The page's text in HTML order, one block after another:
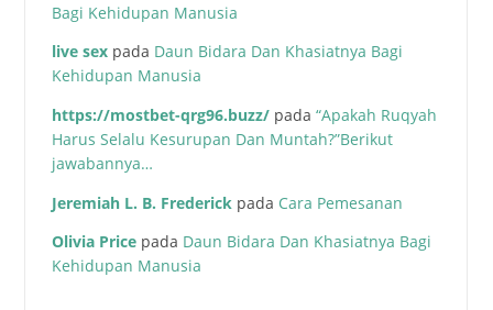
Bagi Kehidupan Manusia
live sexpada Daun Bidara Dan Khasiatnya Bagi
Kehidupan Manusia
https://mostbet-qrg96.buzz/pada “Apakah Ruqyah
Harus Selalu Kesurupan Dan Muntah?”Berikut
jawabannya…
Jeremiah L. B. Frederickpada Cara Pemesanan
Olivia Pricepada Daun Bidara Dan Khasiatnya Bagi
Kehidupan Manusia